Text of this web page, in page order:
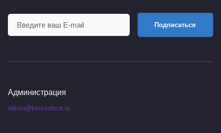
Подписаться
Администрация
admin@krossobzor.ru